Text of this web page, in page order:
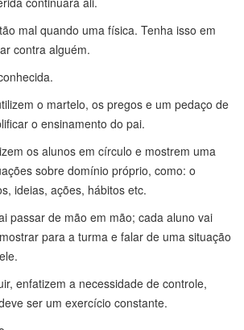
mal quando uma física. Tenha isso em
contra alguém.
o martelo, os pregos e um pedaço de
o ensinamento do pai.
os alunos em círculo e mostrem uma
sobre domínio próprio, como: o
ideias, ações, hábitos etc.
passar de mão em mão; cada aluno vai
para a turma e falar de uma situação
enfatizem a necessidade de controle,
ser um exercício constante.